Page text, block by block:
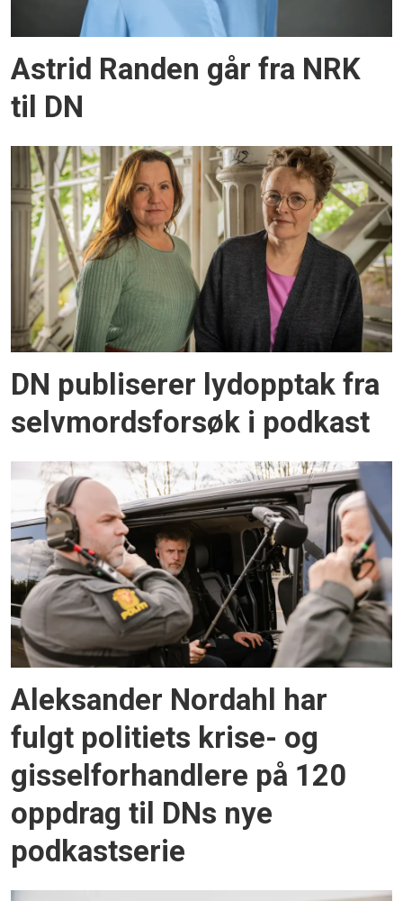
Astrid Randen går fra NRK
til DN
DN publiserer lydopptak fra
selvmordsforsøk i podkast
Aleksander Nordahl har
fulgt politiets krise- og
gisselforhandlere på 120
oppdrag til DNs nye
podkastserie